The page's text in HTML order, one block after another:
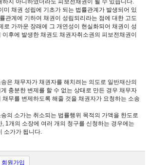
하지 아니하였더라도 피보전채권이 될 수 있습니다.
미 채권 성립에 기초가 되는 법률관계가 발생되어 있
관계에 기하여 채권이 성립되리라는 점에 대한 고도
로 가까운 장래에 그 개연성이 현실화되어 채권이 성
후에 발생한 채권도 채권자취소권의 피보전채권이
은 채무자가 채권자를 해치려는 의도로 일반재산의
충분한 변제를 할 수 없는 상태로 만든 경우 채무자
채무를 변제하도록 해줄 것을 채권자가 요청하는 소송
의 소가는 취소되는 법률행위 목적의 가액을 한도로
, 1개의 소장에 여러 개의 청구를 신청하는 경우에는
소가가 됩니다.
회원가입